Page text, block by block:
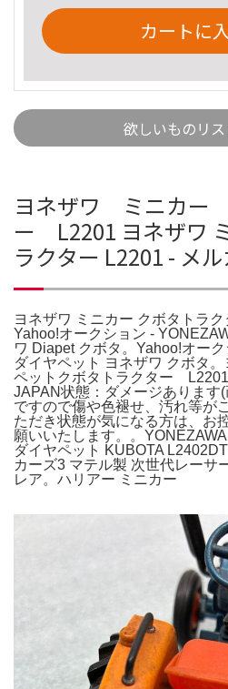
カートに
欲しいものリ
ヨネザワ ミニカー
ー L2201 ヨネザワ
ラクター L2201 - メ
ヨネザワ ミニカー クボタトラク
Yahoo!オークション -
ワ Diapet クボタ。Yahoo!オー
ダイヤペット ヨネザワ クボタ
ペットクボタトラクター
JAPAN状態：ダメージあり
ですので傷や色褪せ、汚れ等が
ただき状態が気になる方は、お
願いいたします。。
ダイヤペット KUBOTA
カーズ3 マテル製 次世代レーサ
レア。ハリアー ミニカー